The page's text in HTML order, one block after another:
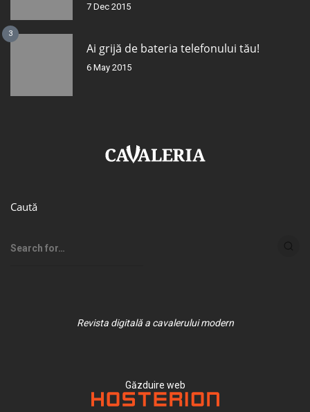
7 Dec 2015
3
Ai grijă de bateria telefonului tău!
6 May 2015
Caută
Revista digitală a cavalerului modern
Găzduire web